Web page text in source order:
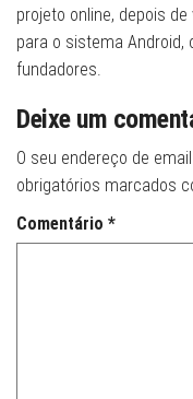
projeto online, depois
para o sistema
fundadores.
Deixe um
O seu endereço de
obrigatórios marcados
Comentário *